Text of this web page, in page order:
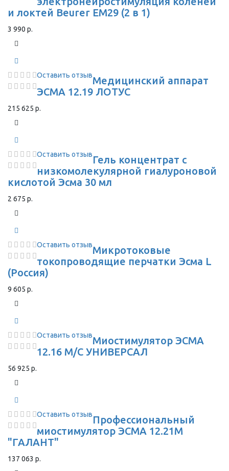
и локтей Beurer EM29 (2 в 1)
3 990 р.
Оставить отзывМедицинский аппарат
ЭСМА 12.19 ЛОТУС
215 625 р.
Оставить отзывГель концентрат с
низкомолекулярной гиалуроновой
кислотой Эсма 30 мл
2 675 р.
Оставить отзывМикротоковые
токопроводящие перчатки Эсма L
(Россия)
9 605 р.
Оставить отзывМиостимулятор ЭСМА
12.16 М/С УНИВЕРСАЛ
56 925 р.
Оставить отзывПрофессиональный
миостимулятор ЭСМА 12.21М
"ГАЛАНТ"
137 063 р.